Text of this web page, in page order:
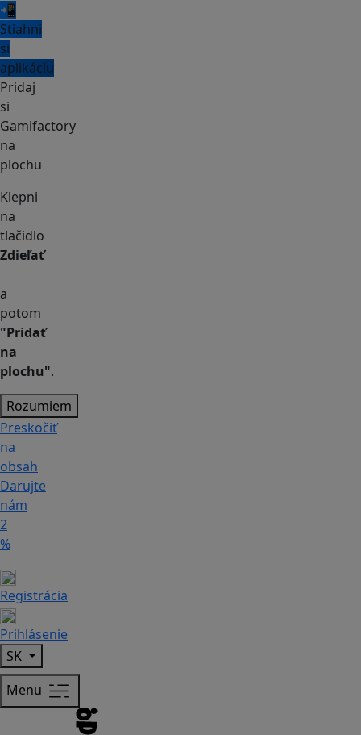
📲
Stiahni
si
aplikáciu
Pridaj
si
Gamifactory
na
plochu
Klepni
na
tlačidlo
Zdieľať
a
potom
"Pridať
na
plochu".
Rozumiem
Preskočiť
na
obsah
Darujte
nám
2
%
Registrácia
Prihlásenie
SK
Menu